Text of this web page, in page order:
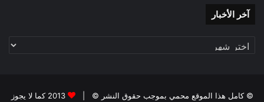
آخر الأخبار
© كامل هذا الموقع محمي بموجب حقوق النشر © | 2013 كما لا يجوز